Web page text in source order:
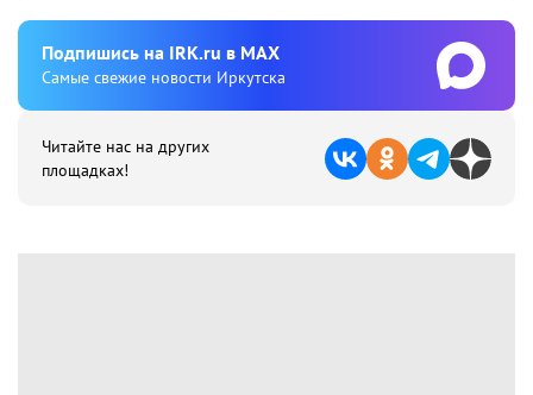
Подпишиcь на IRK.ru в MAX
Cамые свежие новости Иркутска
Читайте нас на других
площадках!